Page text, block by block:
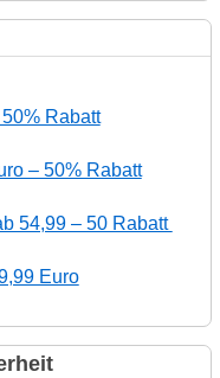
Rabatt
– 50% Rabatt
54,99 – 50 Rabatt
Euro